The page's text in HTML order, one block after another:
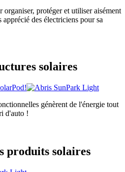
protéger et utiliser aisément
apprécié des électriciens pour sa
solaires
génèrent de l'énergie tout
d'auto !
produits solaires